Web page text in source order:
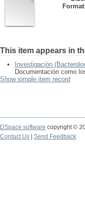
Format:
This item appears in
Investigación
Documentación como
Show simple item record
DSpace software copyright ©
Contact Us
Send Feedback